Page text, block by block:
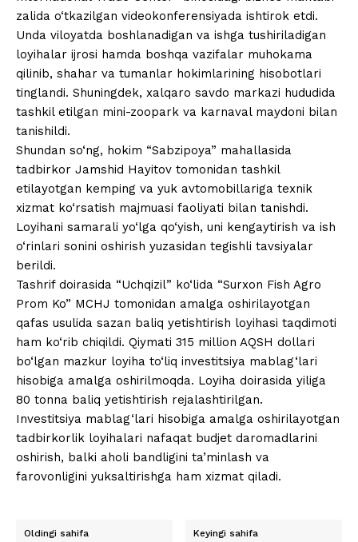
zalida o‘tkazilgan videokonferensiyada ishtirok etdi.
Unda viloyatda boshlanadigan va ishga tushiriladigan
loyihalar ijrosi hamda boshqa vazifalar muhokama
qilinib, shahar va tumanlar hokimlarining hisobotlari
tinglandi. Shuningdek, xalqaro savdo markazi hududida
tashkil etilgan mini-zoopark va karnaval maydoni bilan
tanishildi.
Shundan so‘ng, hokim “Sabzipoya” mahallasida
tadbirkor Jamshid Hayitov tomonidan tashkil
etilayotgan kemping va yuk avtomobillariga texnik
xizmat ko‘rsatish majmuasi faoliyati bilan tanishdi.
Loyihani samarali yo‘lga qo‘yish, uni kengaytirish va ish
o‘rinlari sonini oshirish yuzasidan tegishli tavsiyalar
berildi.
Tashrif doirasida “Uchqizil” ko‘lida “Surxon Fish Agro
Prom Ko” MCHJ tomonidan amalga oshirilayotgan
qafas usulida sazan baliq yetishtirish loyihasi taqdimoti
ham ko‘rib chiqildi. Qiymati 315 million AQSH dollari
bo‘lgan mazkur loyiha to‘liq investitsiya mablag‘lari
hisobiga amalga oshirilmoqda. Loyiha doirasida yiliga
80 tonna baliq yetishtirish rejalashtirilgan.
Investitsiya mablag‘lari hisobiga amalga oshirilayotgan
tadbirkorlik loyihalari nafaqat budjet daromadlarini
oshirish, balki aholi bandligini ta’minlash va
farovonligini yuksaltirishga ham xizmat qiladi.
Oldingi sahifa Keyingi sahifa